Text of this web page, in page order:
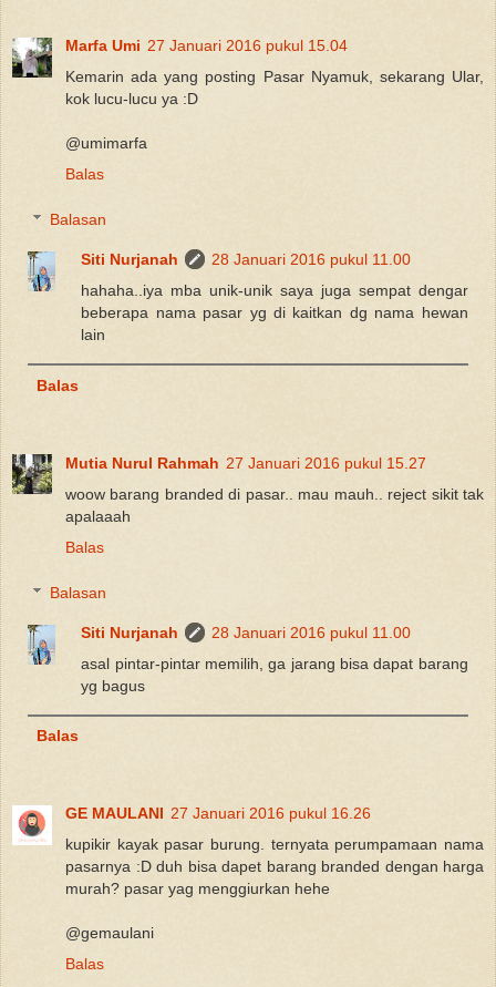
Marfa Umi 27 Januari 2016 pukul 15.04
Kemarin ada yang posting Pasar Nyamuk, sekarang Ular,
kok lucu-lucu ya :D
@umimarfa
Balas
Balasan
Siti Nurjanah
28 Januari 2016 pukul 11.00
hahaha..iya mba unik-unik saya juga sempat dengar
beberapa nama pasar yg di kaitkan dg nama hewan
lain
Balas
Mutia Nurul Rahmah 27 Januari 2016 pukul 15.27
woow barang branded di pasar.. mau mauh.. reject sikit tak
apalaaah
Balas
Balasan
Siti Nurjanah
28 Januari 2016 pukul 11.00
asal pintar-pintar memilih, ga jarang bisa dapat barang
yg bagus
Balas
GE MAULANI 27 Januari 2016 pukul 16.26
kupikir kayak pasar burung. ternyata perumpamaan nama
pasarnya :D duh bisa dapet barang branded dengan harga
murah? pasar yag menggiurkan hehe
@gemaulani
Balas